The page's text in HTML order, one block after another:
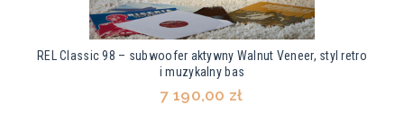
REL Classic 98 – subwoofer aktywny Walnut Veneer, styl retro
i muzykalny bas
7 190,00 zł